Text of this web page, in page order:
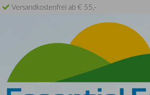
Versandkostenfrei ab € 55,-